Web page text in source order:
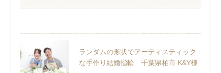
ランダムの形状でアーティスティック
な手作り結婚指輪 千葉県柏市 K&Y様